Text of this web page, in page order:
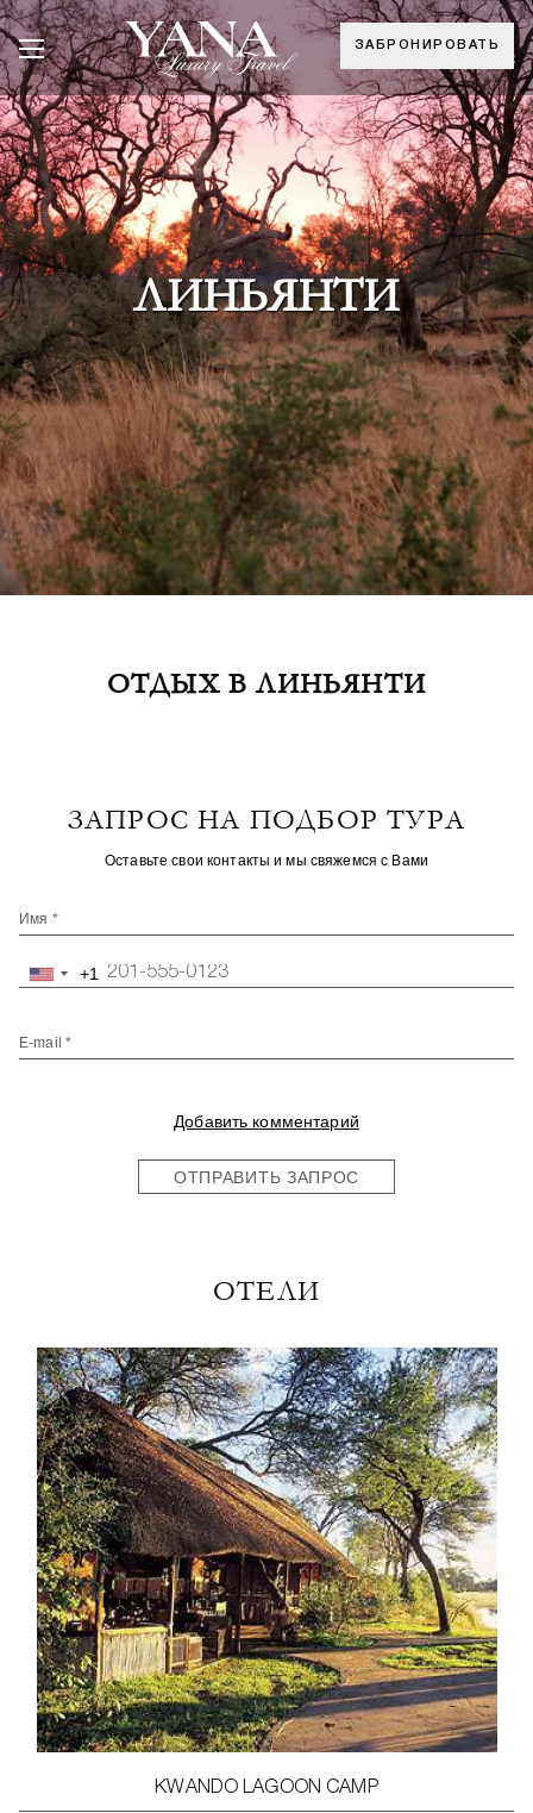
ЗАБРОНИРОВАТЬ
ЛИНЬЯНТИ
ОТДЫХ В ЛИНЬЯНТИ
ЗАПРОС НА ПОДБОР ТУРА
Оставьте свои контакты и мы свяжемся с Вами
Имя *
United+1
E-mail *
Добавить комментарий
ОТПРАВИТЬ ЗАПРОС
ОТЕЛИ
KWANDO LAGOON CAMP